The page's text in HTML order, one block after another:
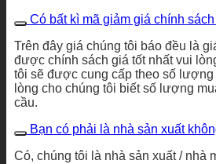
Có bất kì mã giảm giá chính
Trên đây giá chúng tôi báo đều là
được chính sách giá tốt nhất vui
tôi sẽ được cung cấp theo số lượng
lòng cho chúng tôi biết số lượng
cầu.
Bạn có phải là nhà sản xuất
Có, chúng tôi là nhà sản xuất / nhà